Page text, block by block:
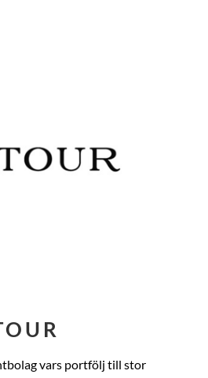
vars portfölj till stor